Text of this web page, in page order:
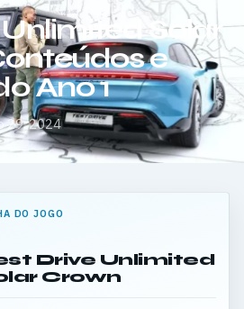
Unlimited Solar
e
Ano 1
29, 2024
DO JOGO
Drive Unlimited
Crown